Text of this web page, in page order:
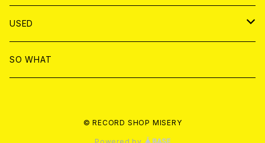
T-SHIRT & WEAR
DVD
BADGE
PATCH
USED
書籍
SO WHAT
© RECORD SHOP MISERY